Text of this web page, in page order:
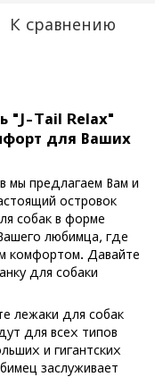
К сравнению
"J-Tail Relax"
для Ваших
мы предлагаем Вам и
островок
собак в форме
любимца, где
комфортом. Давайте
для собаки
лежаки для собак
для всех типов
и гигантских
заслуживает